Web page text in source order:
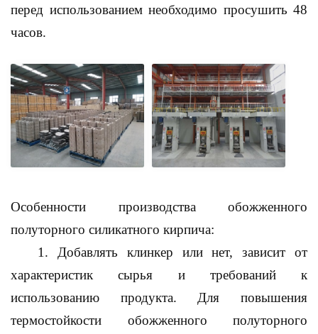
перед использованием необходимо просушить 48
часов.
Особенности производства обожженного
полуторного силикатного кирпича:
1. Добавлять клинкер или нет, зависит от
характеристик сырья и требований к
использованию продукта. Для повышения
термостойкости обожженного полуторного